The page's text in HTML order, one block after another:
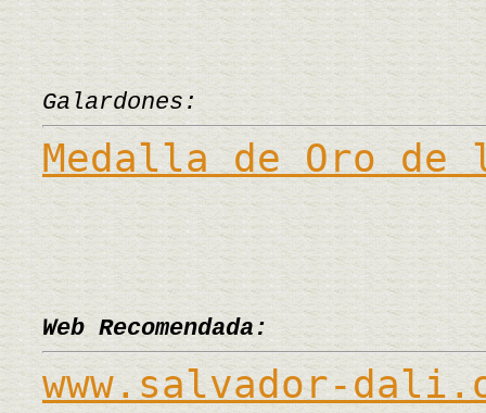
Galardones:
Medalla de Oro
Web Recomendada:
www.salvador-